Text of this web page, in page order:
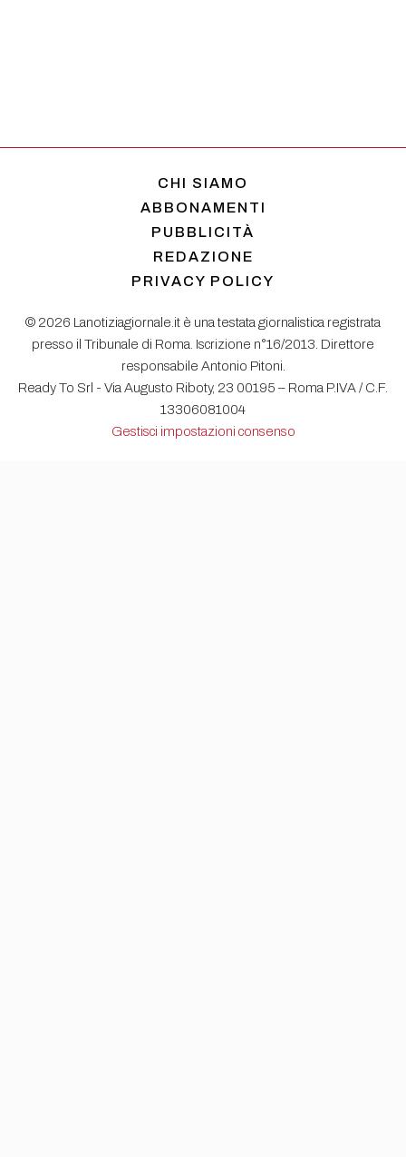
CHI SIAMO
ABBONAMENTI
PUBBLICITÀ
REDAZIONE
PRIVACY POLICY
© 2026 Lanotiziagiornale.it è una testata giornalistica registrata
presso il Tribunale di Roma. Iscrizione n°16/2013. Direttore
responsabile Antonio Pitoni.
Ready To Srl - Via Augusto Riboty, 23 00195 – Roma P.IVA / C.F.
13306081004
Gestisci impostazioni consenso